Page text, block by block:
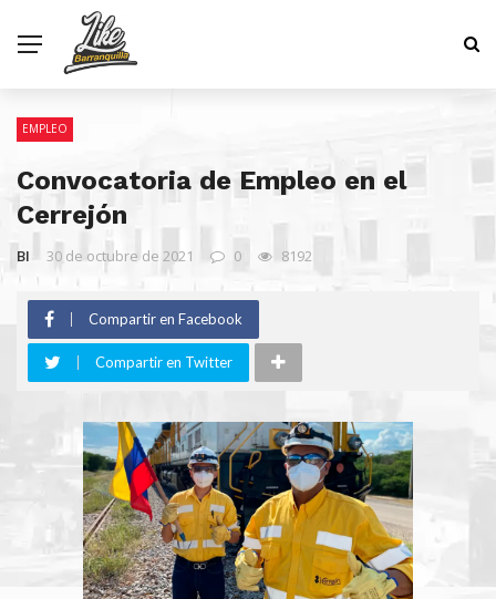
EMPLEO
Convocatoria de Empleo en el
Cerrejón
BI 30 de octubre de 2021 0 8192
Compartir en Facebook
Compartir en Twitter